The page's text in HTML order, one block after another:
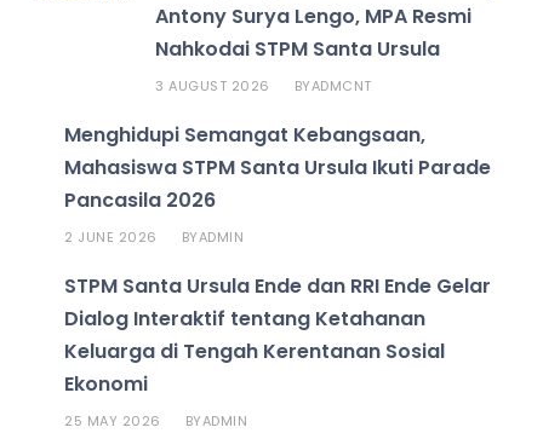
Antony Surya Lengo, MPA Resmi
Nahkodai STPM Santa Ursula
3 AUGUST 2026 BYADMCNT
Menghidupi Semangat Kebangsaan,
Mahasiswa STPM Santa Ursula Ikuti Parade
Pancasila 2026
2 JUNE 2026 BYADMIN
STPM Santa Ursula Ende dan RRI Ende Gelar
Dialog Interaktif tentang Ketahanan
Keluarga di Tengah Kerentanan Sosial
Ekonomi
25 MAY 2026 BYADMIN